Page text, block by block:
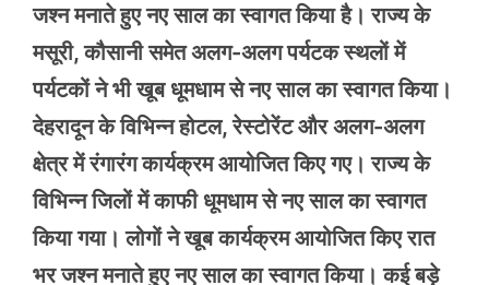
जश्न मनाते हुए नए साल का स्वागत किया है। राज्य के
मसूरी, कौसानी समेत अलग-अलग पर्यटक स्थलों में
पर्यटकों ने भी खूब धूमधाम से नए साल का स्वागत किया।
देहरादून के विभिन्न होटल, रेस्टोरेंट और अलग-अलग
क्षेत्र में रंगारंग कार्यक्रम आयोजित किए गए। राज्य के
विभिन्न जिलों में काफी धूमधाम से नए साल का स्वागत
किया गया। लोगों ने खूब कार्यक्रम आयोजित किए रात
भर जश्न मनाते हुए नए साल का स्वागत किया। कई बड़े